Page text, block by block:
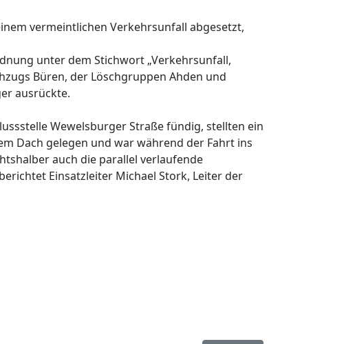
vermeintlichen Verkehrsunfall abgesetzt,
unter dem Stichwort „Verkehrsunfall,
Büren, der Löschgruppen Ahden und
ausrückte.
Wewelsburger Straße fündig, stellten ein
Dach gelegen und war während der Fahrt ins
auch die parallel verlaufende
Einsatzleiter Michael Stork, Leiter der